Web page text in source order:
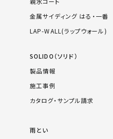
金属サイディング はる・一番
LAP-WALL(ラップウォール)
SOLIDO（ソリド）
製品情報
施工事例
カタログ・サンプル請求
雨とい